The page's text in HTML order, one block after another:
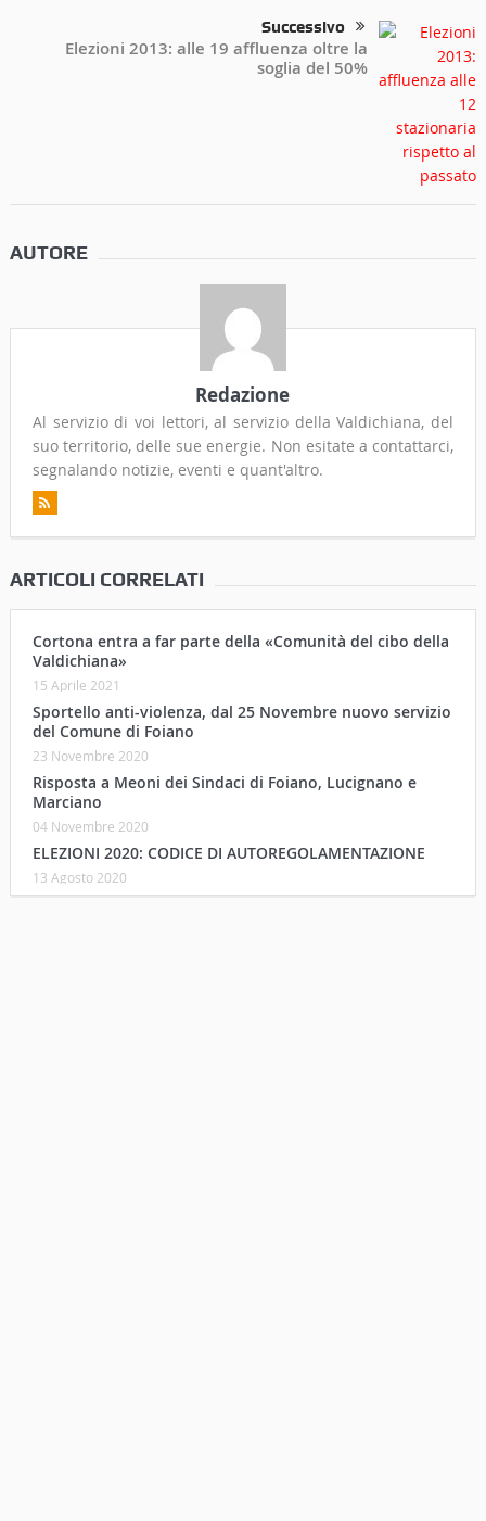
Successivo
Elezioni 2013: alle 19 affluenza oltre la
soglia del 50%
AUTORE
Redazione
Al servizio di voi lettori, al servizio della Valdichiana, del
suo territorio, delle sue energie. Non esitate a contattarci,
segnalando notizie, eventi e quant'altro.
ARTICOLI CORRELATI
Cortona entra a far parte della «Comunità del cibo della
Valdichiana»
15 Aprile 2021
Sportello anti-violenza, dal 25 Novembre nuovo servizio
del Comune di Foiano
23 Novembre 2020
Risposta a Meoni dei Sindaci di Foiano, Lucignano e
Marciano
04 Novembre 2020
ELEZIONI 2020: CODICE DI AUTOREGOLAMENTAZIONE
13 Agosto 2020